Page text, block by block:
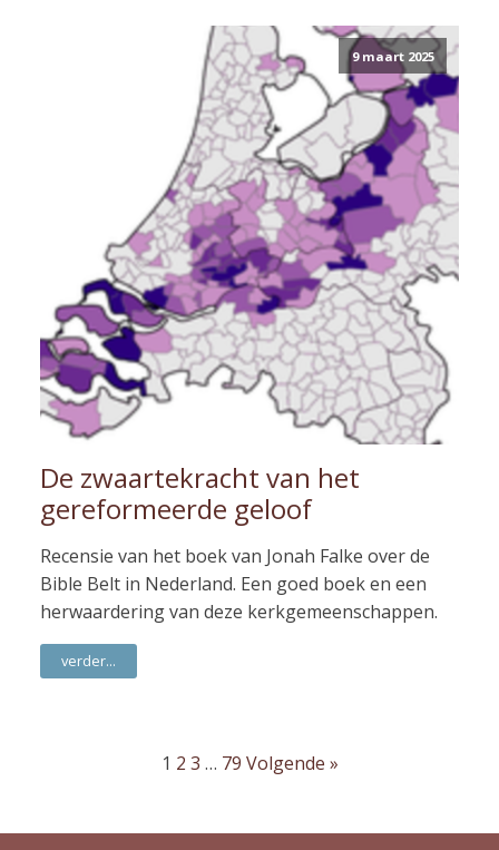
9 maart 2025
De zwaartekracht van het
gereformeerde geloof
Recensie van het boek van Jonah Falke over de
Bible Belt in Nederland. Een goed boek en een
herwaardering van deze kerkgemeenschappen.
verder...
1 2 3 … 79 Volgende »